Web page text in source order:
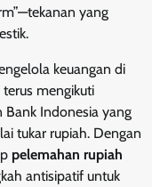
yang
keuangan di
mengikuti
Bank Indonesia yang
tukar rupiah. Dengan
pelemahan rupiah
antisipatif untuk